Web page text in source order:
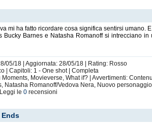
mi ha fatto ricordare cosa significa sentirsi umano.
Bucky Barnes e Natasha Romanoff si
05/18 | Aggiornata: 28/05/18 | Rating: Rosso
| Capitoli: 1 - One shot | Completa
Movieverse, What if? | Avvertimenti:
Natasha Romanoff/Vedova Nera, Nuovo personaggio
le0 recensioni